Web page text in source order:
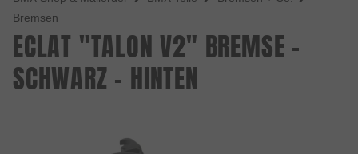
Bremsen
ECLAT "TALON V2" BREMSE -
SCHWARZ - HINTEN